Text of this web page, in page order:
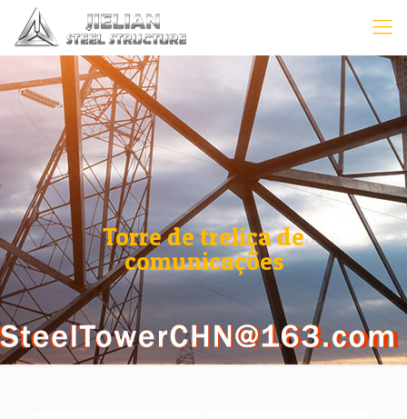
Torre de treliça de
comunicações